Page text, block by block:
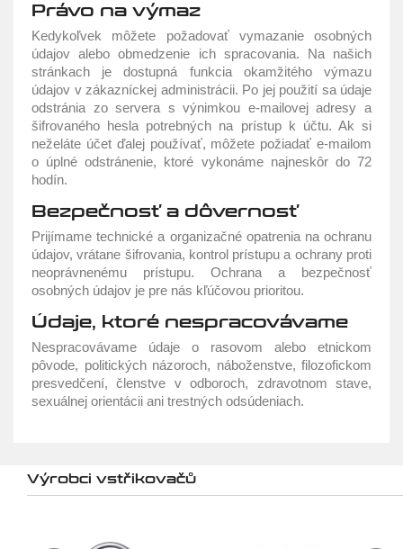
Právo na výmaz
Kedykoľvek môžete požadovať vymazanie osobných
údajov alebo obmedzenie ich spracovania. Na našich
stránkach je dostupná funkcia okamžitého výmazu
údajov v zákazníckej administrácii. Po jej použití sa údaje
odstránia zo servera s výnimkou e-mailovej adresy a
šifrovaného hesla potrebných na prístup k účtu. Ak si
neželáte účet ďalej používať, môžete požiadať e-mailom
o úplné odstránenie, ktoré vykonáme najneskôr do 72
hodín.
Bezpečnosť a dôvernosť
Prijímame technické a organizačné opatrenia na ochranu
údajov, vrátane šifrovania, kontrol prístupu a ochrany proti
neoprávnenému prístupu. Ochrana a bezpečnosť
osobných údajov je pre nás kľúčovou prioritou.
Údaje, ktoré nespracovávame
Nespracovávame údaje o rasovom alebo etnickom
pôvode, politických názoroch, náboženstve, filozofickom
presvedčení, členstve v odboroch, zdravotnom stave,
sexuálnej orientácii ani trestných odsúdeniach.
Výrobci vstřikovačů